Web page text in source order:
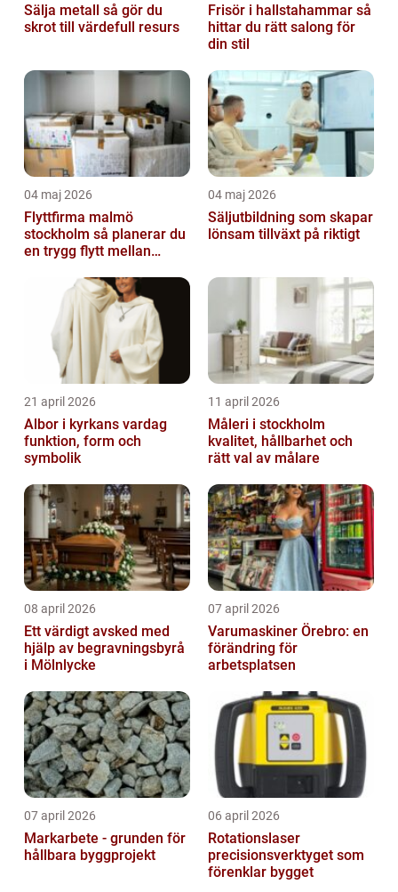
Sälja metall så gör du
skrot till värdefull resurs
Frisör i hallstahammar så
hittar du rätt salong för
din stil
04 maj 2026
Flyttfirma malmö
stockholm så planerar du
en trygg flytt mellan
04 maj 2026
Säljutbildning som skapar
lönsam tillväxt på riktigt
21 april 2026
Albor i kyrkans vardag
funktion, form och
symbolik
11 april 2026
Måleri i stockholm
kvalitet, hållbarhet och
rätt val av målare
08 april 2026
Ett värdigt avsked med
hjälp av begravningsbyrå
i Mölnlycke
07 april 2026
Varumaskiner Örebro: en
förändring för
arbetsplatsen
07 april 2026
Markarbete - grunden för
hållbara byggprojekt
06 april 2026
Rotationslaser
precisionsverktyget som
förenklar bygget